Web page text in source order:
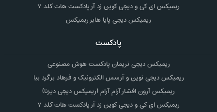
ریمیکس ای کی و دیجی کوین زد آر پادکست هات کلد ۷
ریمیکس دیجی پایا هابر ریمیکس
پادکست
ریمیکس دیجی نریمان پادکست هوش مصنوعی
ریمیکس دیجی نوین و آرسس الکترونیک و فرهاد برگرد بیا
ریمیکس آرون افشار آرام آرام (ریمیکس دیجی دیزنا)
ریمیکس ای کی و دیجی کوین زد آر پادکست هات کلد ۷